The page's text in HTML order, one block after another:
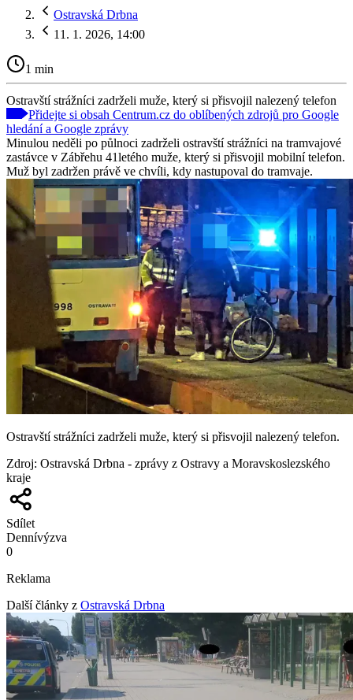
Ostravská Drbna
11. 1. 2026, 14:00
1 min
Ostravští strážníci zadrželi muže, který si přisvojil nalezený telefon
Přidejte si obsah Centrum.cz do oblíbených zdrojů pro Google
hledání a Google zprávy
Minulou neděli po půlnoci zadrželi ostravští strážníci na tramvajové
zastávce v Zábřehu 41letého muže, který si přisvojil mobilní telefon.
Muž byl zadržen právě ve chvíli, kdy nastupoval do tramvaje.
Ostravští strážníci zadrželi muže, který si přisvojil nalezený telefon.
Zdroj: Ostravská Drbna - zprávy z Ostravy a Moravskoslezského
kraje
Sdílet
Dennívýzva
0
Reklama
Další články z Ostravská Drbna